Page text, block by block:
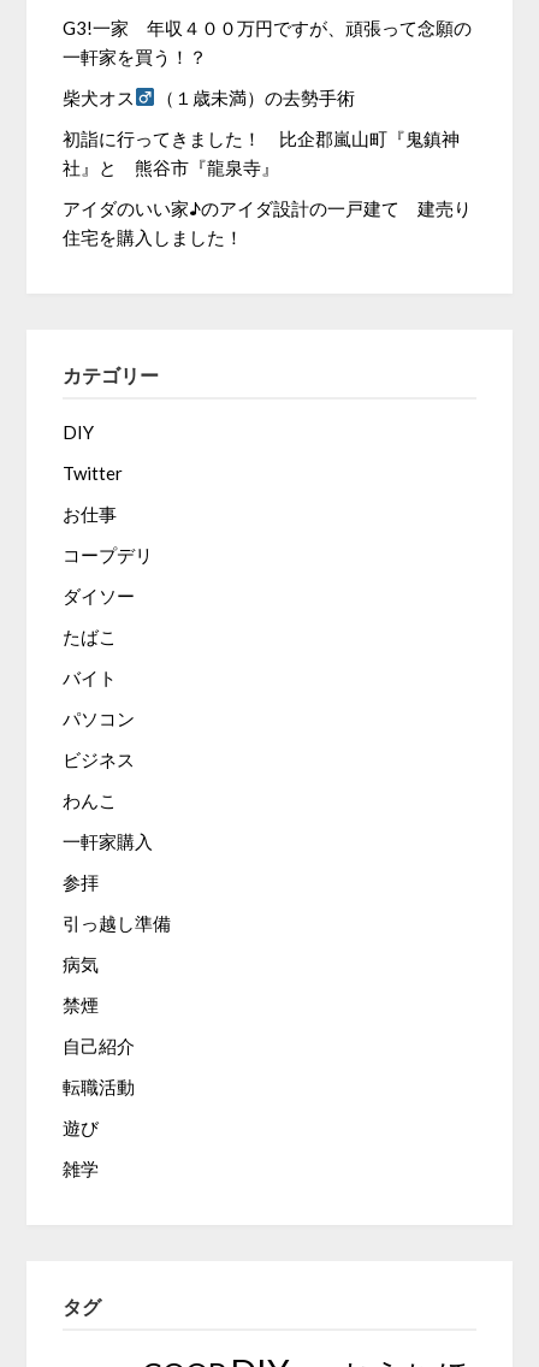
G3!一家 年収４００万円ですが、頑張って念願の
一軒家を買う！？
柴犬オス
（１歳未満）の去勢手術
初詣に行ってきました！ 比企郡嵐山町『鬼鎮神
社』と 熊谷市『龍泉寺』
アイダのいい家♪のアイダ設計の一戸建て 建売り
住宅を購入しました！
カテゴリー
DIY
Twitter
お仕事
コープデリ
ダイソー
たばこ
バイト
パソコン
ビジネス
わんこ
一軒家購入
参拝
引っ越し準備
病気
禁煙
自己紹介
転職活動
遊び
雑学
タグ